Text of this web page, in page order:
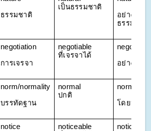
ธรรมชาติ
เป็นธรรมชาติ
อย่างเป็น
ธรรมชาติ
negotiation
การเจรจา
negotiable
ที่เจรจาได้
negotiably
อย่างเจร
norm/normality
บรรทัดฐาน
normal
ปกติ
normally
โดยปกติ
notice
noticeable
noticeably